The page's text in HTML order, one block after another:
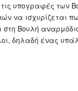
τις υπογραφές
να ισχυρίζεται
Βουλή
δηλαδή ένας